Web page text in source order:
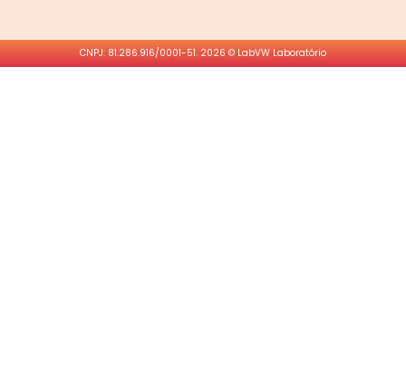
CNPJ: 81.286.916/0001-51. 2026 © LabVW Laboratório